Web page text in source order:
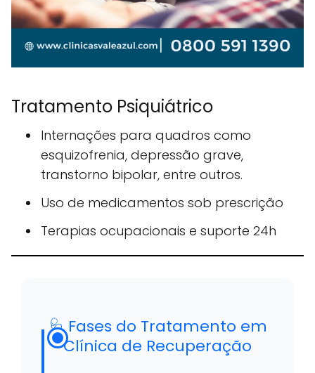
Tratamento Psiquiátrico
Internações para quadros como
esquizofrenia, depressão grave,
transtorno bipolar, entre outros.
Uso de medicamentos sob prescrição
Terapias ocupacionais e suporte 24h
🩺 Fases do Tratamento em
Clínica de Recuperação